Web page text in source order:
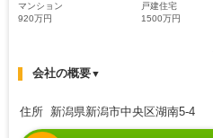
マンション
920万円
戸建住宅
1500万円
会社の概要▼
住所 新潟県新潟市中央区湖南5-4